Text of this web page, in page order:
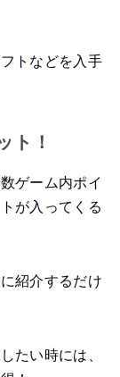
トなどを入手
ト！
ゲーム内ポイ
が入ってくる
紹介するだけ
たい時には、